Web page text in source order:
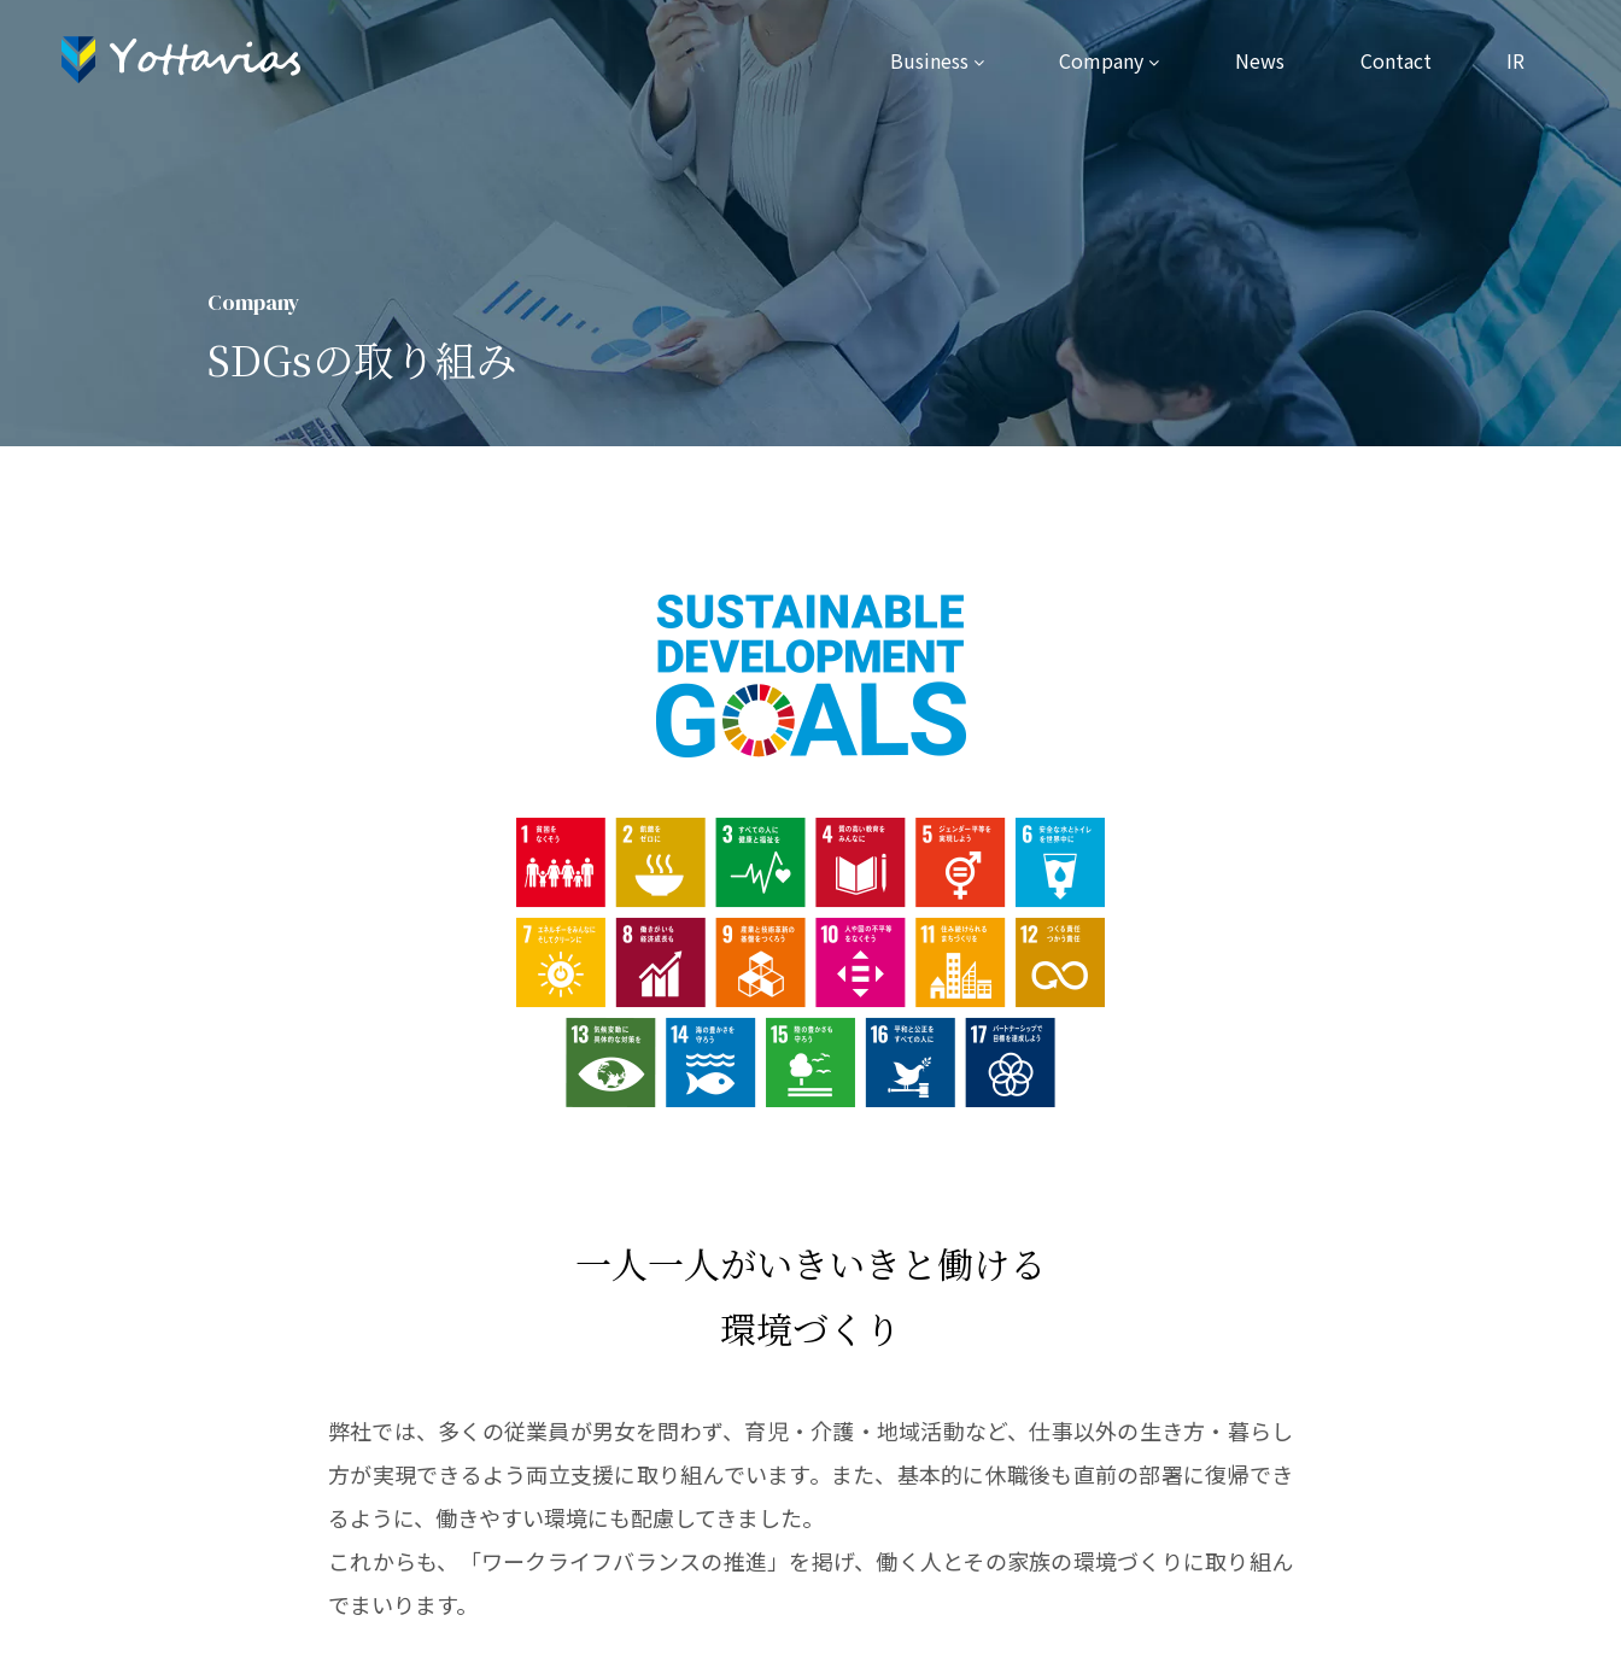
Business Company News Contact IR
Company
SDGsの取り組み
一人一人がいきいきと働ける
環境づくり
弊社では、多くの従業員が男女を問わず、育児・介護・地域活動など、仕事以外の生き方・暮らし
方が実現できるよう両立支援に取り組んでいます。また、基本的に休職後も直前の部署に復帰でき
るように、働きやすい環境にも配慮してきました。
これからも、「ワークライフバランスの推進」を掲げ、働く人とその家族の環境づくりに取り組ん
でまいります。